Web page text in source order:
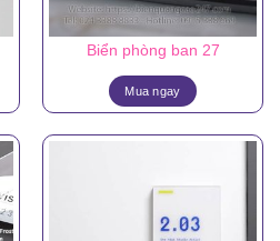
Biển phòng ban 27
Mua ngay